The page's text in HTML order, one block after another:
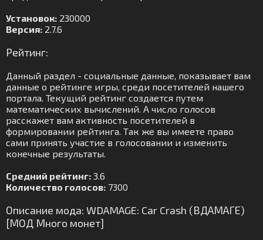
Установок: 230000
Версия: 2.7.6
Рейтинг:
Данный раздел - социальные данные, показывает вам
данные о рейтинге игры, среди посетителей нашего
портала. Текущий рейтинг создается путем
математических вычислений. А число голосов
расскажет вам активность посетителей в
формировании рейтинга. Так же вы имеете право
сами принять участие в голосовании и изменить
конечные результаты.
Средний рейтинг: 3.6
Количество голосов: 7300
Описание мода: WDAMAGE: Car Crash (ВДАМАГЕ)
[МОД Много монет]